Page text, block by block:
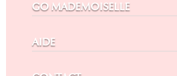
GO MADEMOISELLE
AIDE